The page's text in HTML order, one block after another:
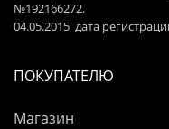
№192166272.
04.05.2015 дата
ПОКУПАТЕЛЮ
Магазин